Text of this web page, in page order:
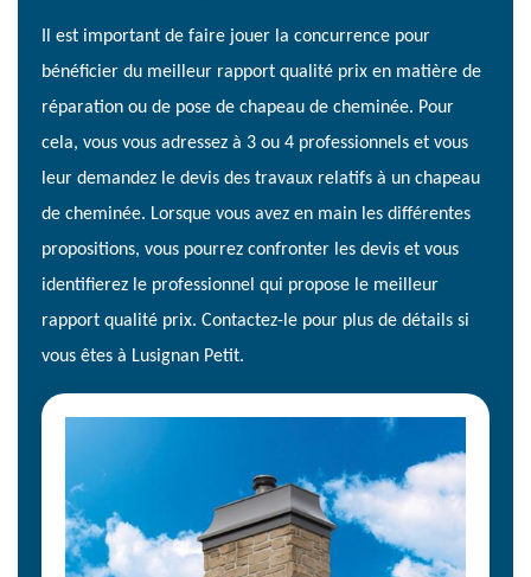
Il est important de faire jouer la concurrence pour
bénéficier du meilleur rapport qualité prix en matière de
réparation ou de pose de chapeau de cheminée. Pour
cela, vous vous adressez à 3 ou 4 professionnels et vous
leur demandez le devis des travaux relatifs à un chapeau
de cheminée. Lorsque vous avez en main les différentes
propositions, vous pourrez confronter les devis et vous
identifierez le professionnel qui propose le meilleur
rapport qualité prix. Contactez-le pour plus de détails si
vous êtes à Lusignan Petit.